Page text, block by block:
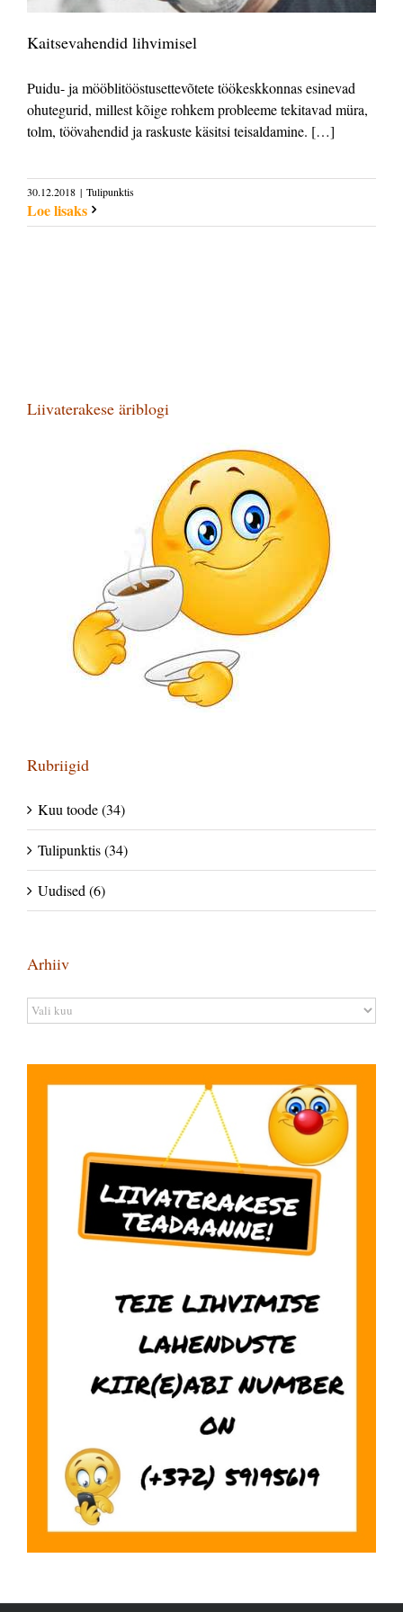
Kaitsevahendid lihvimisel
Puidu- ja mööblitööstusettevõtete töökeskkonnas esinevad
ohutegurid, millest kõige rohkem probleeme tekitavad müra,
tolm, töövahendid ja raskuste käsitsi teisaldamine. […]
30.12.2018 | Tulipunktis
Loe lisaks
Liivaterakese äriblogi
Rubriigid
Kuu toode (34)
Tulipunktis (34)
Uudised (6)
Arhiiv
Arhiiv